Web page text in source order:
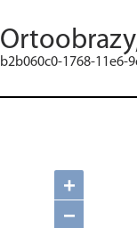
b2b060c0-1768-11e6-
+
−